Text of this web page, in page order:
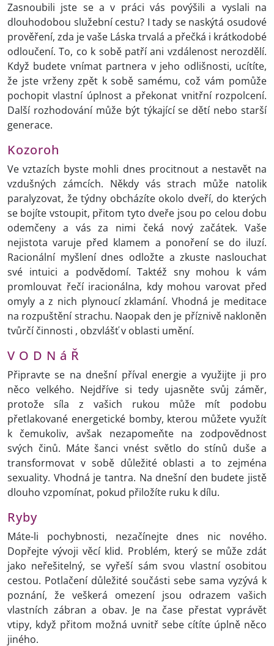
Zasnoubili jste se a v práci vás povýšili a vyslali na
dlouhodobou služební cestu? I tady se naskýtá osudové
prověření, zda je vaše Láska trvalá a přečká i krátkodobé
odloučení. To, co k sobě patří ani vzdálenost nerozdělí.
Když budete vnímat partnera v jeho odlišnosti, ucítíte,
že jste vrženy zpět k sobě samému, což vám pomůže
pochopit vlastní úplnost a překonat vnitřní rozpolcení.
Další rozhodování může být týkající se dětí nebo starší
generace.
Kozoroh
Ve vztazích byste mohli dnes procitnout a nestavět na
vzdušných zámcích. Někdy vás strach může natolik
paralyzovat, že týdny obcházíte okolo dveří, do kterých
se bojíte vstoupit, přitom tyto dveře jsou po celou dobu
odemčeny a vás za nimi čeká nový začátek. Vaše
nejistota varuje před klamem a ponoření se do iluzí.
Racionální myšlení dnes odložte a zkuste naslouchat
své intuici a podvědomí. Taktéž sny mohou k vám
promlouvat řečí iracionálna, kdy mohou varovat před
omyly a z nich plynoucí zklamání. Vhodná je meditace
na rozpuštění strachu. Naopak den je příznivě nakloněn
tvůrčí činnosti , obzvlášť v oblasti umění.
V O D N á Ř
Připravte se na dnešní příval energie a využijte ji pro
něco velkého. Nejdříve si tedy ujasněte svůj záměr,
protože síla z vašich rukou může mít podobu
přetlakované energetické bomby, kterou můžete využít
k čemukoliv, avšak nezapomeňte na zodpovědnost
svých činů. Máte šanci vnést světlo do stínů duše a
transformovat v sobě důležité oblasti a to zejména
sexuality. Vhodná je tantra. Na dnešní den budete jistě
dlouho vzpomínat, pokud přiložíte ruku k dílu.
Ryby
Máte-li pochybnosti, nezačínejte dnes nic nového.
Dopřejte vývoji věcí klid. Problém, který se může zdát
jako neřešitelný, se vyřeší sám svou vlastní osobitou
cestou. Potlačení důležité součásti sebe sama vyzývá k
poznání, že veškerá omezení jsou odrazem vašich
vlastních zábran a obav. Je na čase přestat vyprávět
vtipy, když přitom možná uvnitř sebe cítíte úplně něco
jiného.